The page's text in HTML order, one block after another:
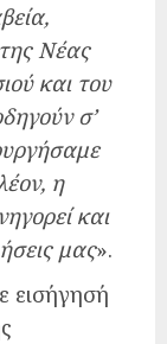
Νέας
και του
σ’
η
και
μας».
εισήγησή